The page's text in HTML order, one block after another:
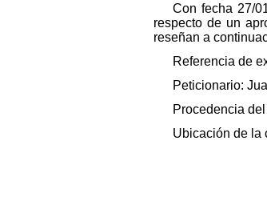
Con fecha 27/
respecto de un
reseñan a
Referencia de
Peticionario:
Procedencia
Ubicación de la